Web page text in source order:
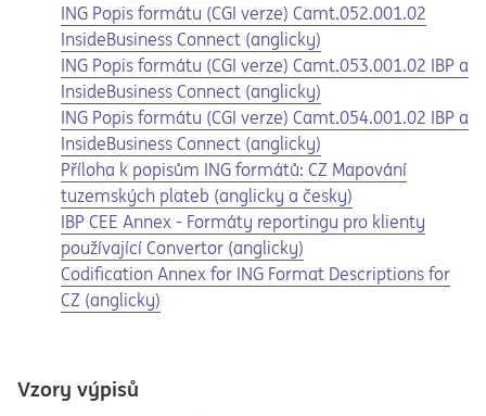
Opens in a new tab
Opens a pdf
ING Popis formátu (CGI verze) Camt.052.001.02
InsideBusiness Connect (anglicky)
Opens in a new tab
Opens a pdf
ING Popis formátu (CGI verze) Camt.053.001.02 IBP a
InsideBusiness Connect (anglicky)
Opens in a new tab
Opens a pdf
ING Popis formátu (CGI verze) Camt.054.001.02 IBP a
InsideBusiness Connect (anglicky)
Opens in a new tab
Opens a pdf
Příloha k popisům ING formátů: CZ Mapování
tuzemských plateb (anglicky a česky)
Opens in a new tab
Opens a pdf
IBP CEE Annex - Formáty reportingu pro klienty
používající Convertor (anglicky)
Opens in a new tab
Opens a pdf
Codification Annex for ING Format Descriptions for
CZ (anglicky)
Vzory výpisů